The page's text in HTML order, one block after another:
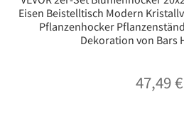
Eisen Beistelltisch Modern
Pflanzenhocker
Dekoration von Bars
47,49€